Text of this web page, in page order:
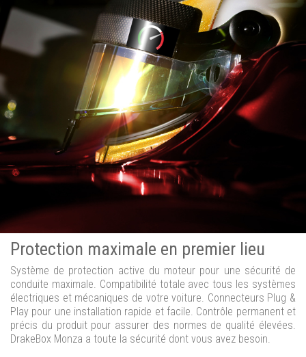
Protection maximale en premier lieu
Système de protection active du moteur pour une sécurité de
conduite maximale. Compatibilité totale avec tous les systèmes
électriques et mécaniques de votre voiture. Connecteurs Plug &
Play pour une installation rapide et facile. Contrôle permanent et
précis du produit pour assurer des normes de qualité élevées.
DrakeBox Monza a toute la sécurité dont vous avez besoin.